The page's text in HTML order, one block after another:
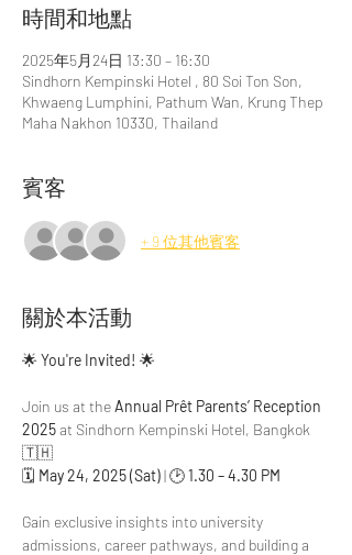
時間和地點
2025年5月24日 13:30 – 16:30
Sindhorn Kempinski Hotel , 80 Soi Ton Son,
Khwaeng Lumphini, Pathum Wan, Krung Thep
Maha Nakhon 10330, Thailand
賓客
+ 9 位其他賓客
關於本活動
🌟 You're Invited! 🌟
Join us at the Annual Prêt Parents’ Reception
2025 at Sindhorn Kempinski Hotel, Bangkok
🇹🇭
🗓 May 24, 2025 (Sat) | 🕑 1.30 – 4.30 PM
Gain exclusive insights into university
admissions, career pathways, and building a